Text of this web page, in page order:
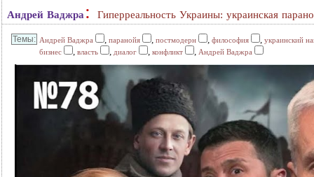
Андрей Ваджра : Гиперреальность Украины: украинская
Андрей Ваджра , паранойя , постмодерн , философия , украинский
бизнес
, власть , диалог , конфликт , Андрей Ваджра